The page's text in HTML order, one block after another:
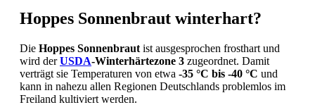
Hoppes Sonnenbraut winterhart?
Die Hoppes Sonnenbraut ist ausgesprochen frosthart und
wird derUSDA-Winterhärtezone 3 zugeordnet. Damit
verträgt sie Temperaturen von etwa -35 °C bis -40 °C und
kann in nahezu allen Regionen Deutschlands problemlos im
Freiland kultiviert werden.